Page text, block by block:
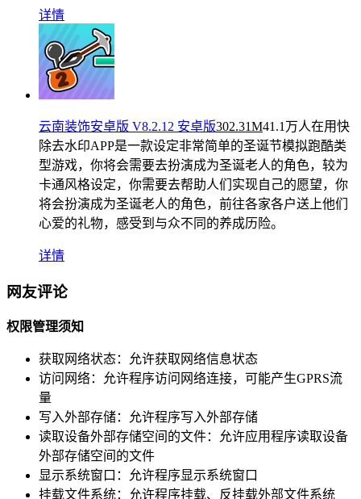
详情
云南装饰安卓版 V8.2.12 安卓版302.31M41.1万人在用快
除去水印APP是一款设定非常简单的圣诞节模拟跑酷类
型游戏，你将会需要去扮演成为圣诞老人的角色，较为
卡通风格设定，你需要去帮助人们实现自己的愿望，你
将会扮演成为圣诞老人的角色，前往各家各户送上他们
心爱的礼物，感受到与众不同的养成历险。
详情
网友评论
权限管理须知
获取网络状态：
允许获取网络信息状态
访问网络：
允许程序访问网络连接，可能产生GPRS流
量
写入外部存储：
允许程序写入外部存储
读取设备外部存储空间的文件：
允许应用程序读取设备
外部存储空间的文件
显示系统窗口：
允许程序显示系统窗口
挂载文件系统：
允许程序挂载、反挂载外部文件系统